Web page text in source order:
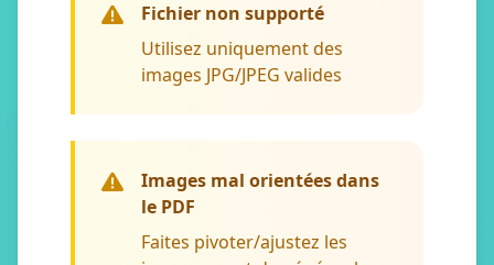
Fichier non supporté
Utilisez uniquement des
images JPG/JPEG valides
Images mal orientées dans
le PDF
Faites pivoter/ajustez les